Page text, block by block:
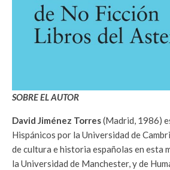
SOBRE EL AUTOR
David Jiménez Torres(Madrid, 1986)
Hispánicos por la Universidad de
de cultura e historia españolas en esta
la Universidad de Manchester, y de